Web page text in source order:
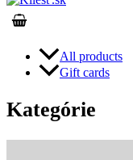
All products
Gift cards
Kategórie